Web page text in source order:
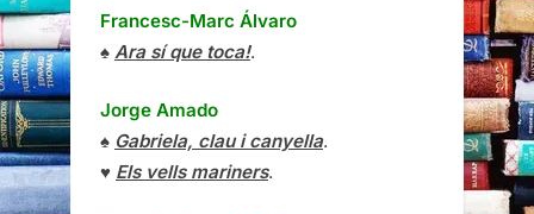
Francesc-Marc Álvaro
♠ Ara sí que toca!.
Jorge Amado
♠ Gabriela, clau i canyella.
♥ Els vells mariners.